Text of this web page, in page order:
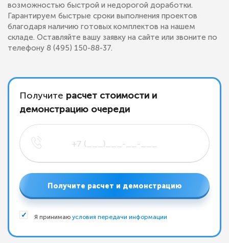
возможностью быстрой и недорогой доработки.
Гарантируем быстрые сроки выполнения проектов
благодаря наличию готовых комплектов на нашем
складе. Оставляйте вашу заявку на сайте или звоните по
телефону 8 (495) 150-88-37.
Получите расчет стоимости и
демонстрацию очереди
Получите расчет и демонстрацию
Я принимаю условия передачи информации